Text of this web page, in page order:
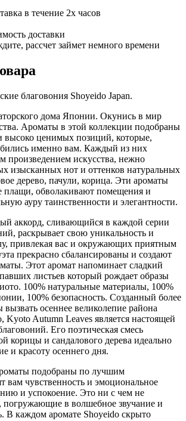
в течение 2х часов
доставки
рассчет займет немного времени
благовония Shoyeido Japan.
дома Японии. Окунись в мир
Ароматы в этой коллекции подобраны
высоко ценимых позиций, которые,
именно вам. Каждый из них
произведением искусства, нежно
изысканных нот и оттенков натуральных
дерево, пачули, корица. Эти ароматы
плащи, обволакивают помещения и
ауру таинственности и элегантности.
аккорд, сливающийся в каждой серии
раскрывает свою уникальность и
привлекая вас и окружающих приятным
прекрасно сбалансированы и создают
Этот аромат напоминает сладкий
листьев который рождает образы
100% натуральные материалы, 100%
100% безопасность. Созданный более
вызвать осеннее великолепие района
Autumn Leaves является настоящей
Его поэтическая смесь
корицы и сандалового дерева идеально
и красоту осеннего дня.
подобраны по лучшим
вам чувственность и эмоциональное
и успокоение. Это ни с чем не
погружающие в волшебное звучание и
В каждом аромате Shoyeido скрыто